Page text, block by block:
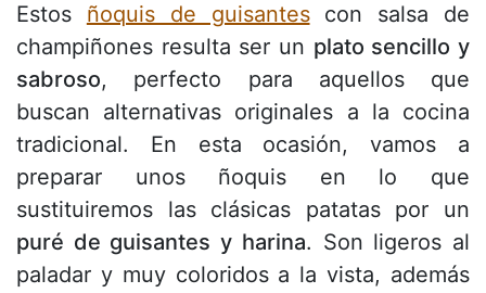
Estos ñoquis de guisantescon salsa de
champiñones resulta ser un plato sencillo y
sabroso, perfecto para aquellos que
buscan alternativas originales a la cocina
tradicional. En esta ocasión, vamos a
preparar unos ñoquis en lo que
sustituiremos las clásicas patatas por un
puré de guisantes y harina. Son ligeros al
paladar y muy coloridos a la vista, además